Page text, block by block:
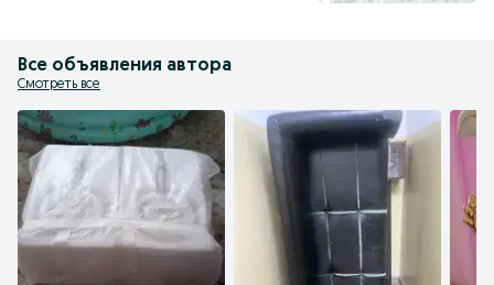
Все объявления автора
Смотреть все